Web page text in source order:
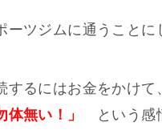
ーツジムに通うことに
るにはお金をかけ
体無い！」
という感